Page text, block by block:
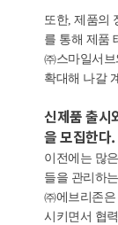
또한, 제품의
를 통해 제품
㈜스마일서
확대해 나갈
신제품 출시
을 모집한다.
이전에는 많
들을 관리하
㈜에브리존
시키면서 협